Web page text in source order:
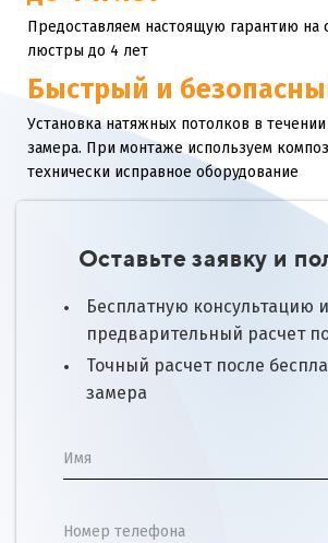
Предоставляем настоящую гарантию на
люстры до 4 лет
Быстрый и
Установка натяжных потолков в
замера. При монтаже используем
технически исправное оборудование
Оставьте заявку и
Бесплатную консультацию и
предварительный расчет
Точный расчет после
замера
Имя
Номер телефона